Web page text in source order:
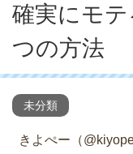
確実にモ
つの方法
未分類
きよぺー（